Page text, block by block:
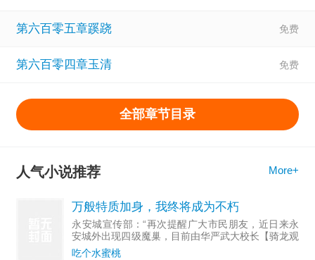
第六百零五章蹊跷
第六百零四章玉清
全部章节目录
人气小说推荐 More+
万般特质加身，我终将成为不朽
永安城宣传部：“再次提醒广大市民朋友，近日来永
安城外出现四级魔巢，目前由华严武大校长【骑龙观
音·郑玉...
吃个水蜜桃